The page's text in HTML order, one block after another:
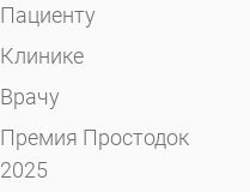
Пациенту
Клинике
Врачу
Премия Простодок
2025